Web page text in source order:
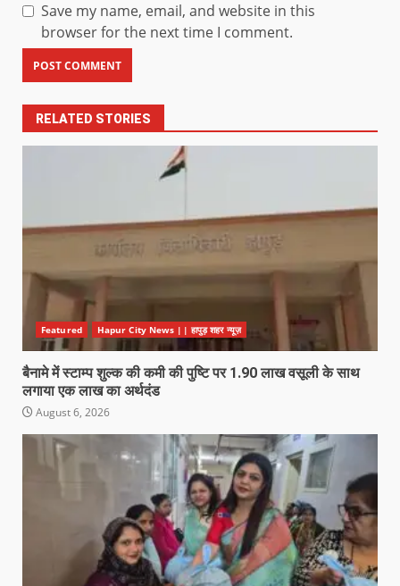
Save my name, email, and website in this
browser for the next time I comment.
RELATED STORIES
Featured Hapur City News || हापुड़ शहर न्यूज़
बैनामे में स्टाम्प शुल्क की कमी की पुष्टि पर 1.90 लाख वसूली के साथ
लगाया एक लाख का अर्थदंड
August 6, 2026